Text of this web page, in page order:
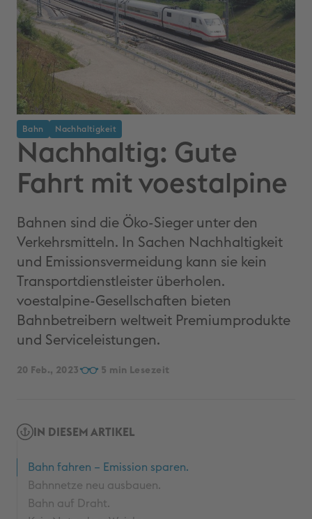
Bahn Nachhaltigkeit
Nachhaltig: Gute
Fahrt mit voestalpine
Bahnen sind die Öko-Sieger unter den
Verkehrsmitteln. In Sachen Nachhaltigkeit
und Emissionsvermeidung kann sie kein
Transportdienstleister überholen.
voestalpine-Gesellschaften bieten
Bahnbetreibern weltweit Premiumprodukte
und Serviceleistungen.
20 Feb., 2023 5
IN DIESEM ARTIKEL
Bahn fahren – Emission sparen.
Bahnnetze neu ausbauen.
Bahn auf Draht.